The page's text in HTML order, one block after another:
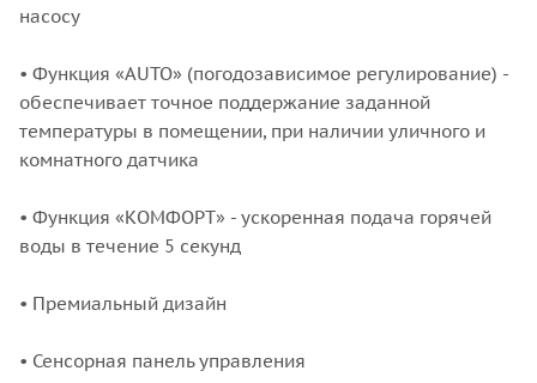
насосу
• Функция «AUTO» (погодозависимое регулирование) -
обеспечивает точное поддержание заданной
температуры в помещении, при наличии уличного и
комнатного датчика
• Функция «КОМФОРТ» - ускоренная подача горячей
воды в течение 5 секунд
• Премиальный дизайн
• Сенсорная панель управления